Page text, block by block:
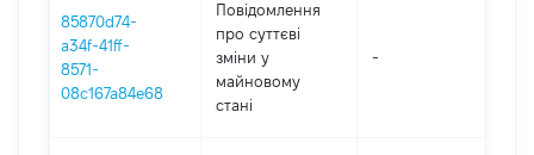
85870d74-
a34f-41ff-
8571-
08c167a84e68
Повідомлення
про суттєві
зміни y
майновому
стані
-